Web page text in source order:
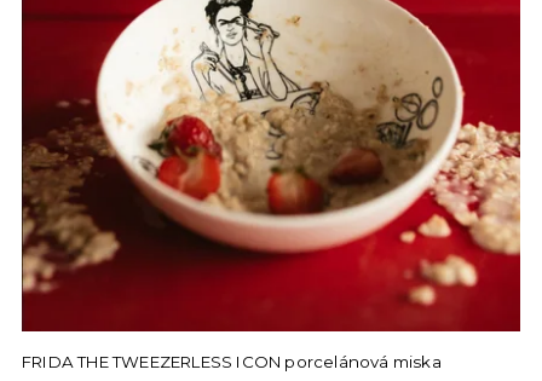
FRIDA THE TWEEZERLESS ICON porcelánová miska